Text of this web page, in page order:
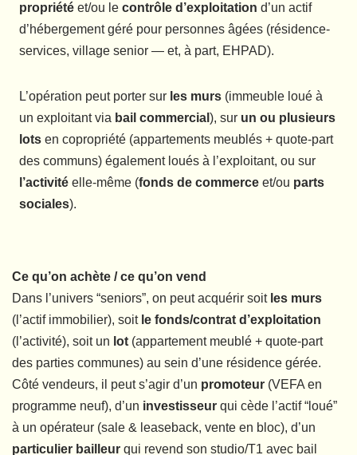
propriété et/ou le contrôle d’exploitation d’un actif
d’hébergement géré pour personnes âgées (résidence-
services, village senior — et, à part, EHPAD).
L’opération peut porter sur les murs (immeuble loué à
un exploitant via bail commercial ), sur un ou plusieurs
lots en copropriété (appartements meublés + quote-part
des communs) également loués à l’exploitant, ou sur
l’activité elle-même (fonds de commerce et/ou parts
sociales).
Ce qu’on achète / ce qu’on vend
Dans l’univers “seniors”, on peut acquérir soit les murs
(l’actif immobilier), soit le fonds/contrat d’exploitation
(l’activité), soit un lot (appartement meublé + quote-part
des parties communes) au sein d’une résidence gérée.
Côté vendeurs, il peut s’agir d’un promoteur (VEFA en
programme neuf), d’un investisseur qui cède l’actif “loué”
à un opérateur (sale & leaseback, vente en bloc), d’un
particulier bailleur qui revend son studio/T1 avec bail